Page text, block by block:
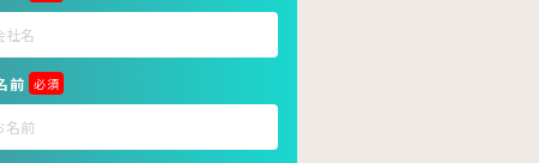
前 必須